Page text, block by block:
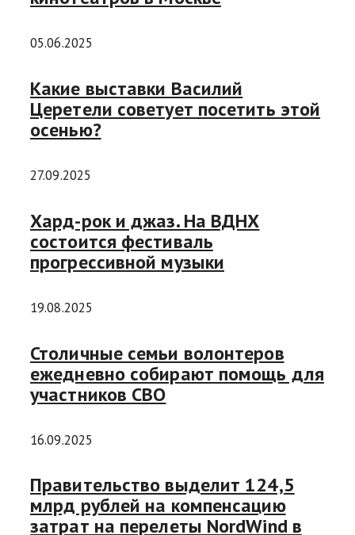
05.06.2025
Какие выставки Василий
Церетели советует посетить этой
осенью?
27.09.2025
Хард-рок и джаз. На ВДНХ
состоится фестиваль
прогрессивной музыки
19.08.2025
Столичные семьи волонтеров
ежедневно собирают помощь для
участников СВО
16.09.2025
Правительство выделит 124,5
млрд рублей на компенсацию
затрат на перелеты NordWind в